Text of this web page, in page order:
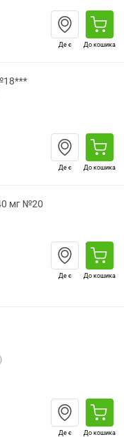
Де є До кошика
Де є До кошика
мг №20
Де є До кошика
Де є До кошика